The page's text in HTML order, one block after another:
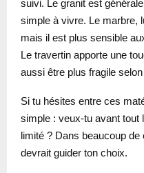
suivi. Le granit est
simple à vivre. Le marbre,
mais il est plus sensible
Le travertin apporte une
aussi être plus fragile
Si tu hésites entre ces
simple : veux-tu avant tout
limité ? Dans beaucoup de
devrait guider ton choix.